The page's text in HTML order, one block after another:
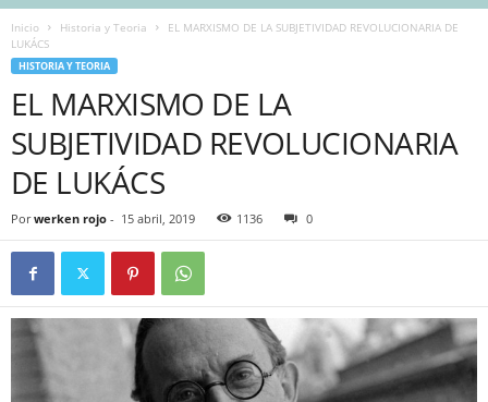
Inicio Historia y Teoria
EL MARXISMO DE LA SUBJETIVIDAD REVOLUCIONARIA DE
LUKÁCS
HISTORIA Y TEORIA
EL MARXISMO DE LA
SUBJETIVIDAD REVOLUCIONARIA
DE LUKÁCS
Por werken rojo - 15 abril, 2019 1136 0